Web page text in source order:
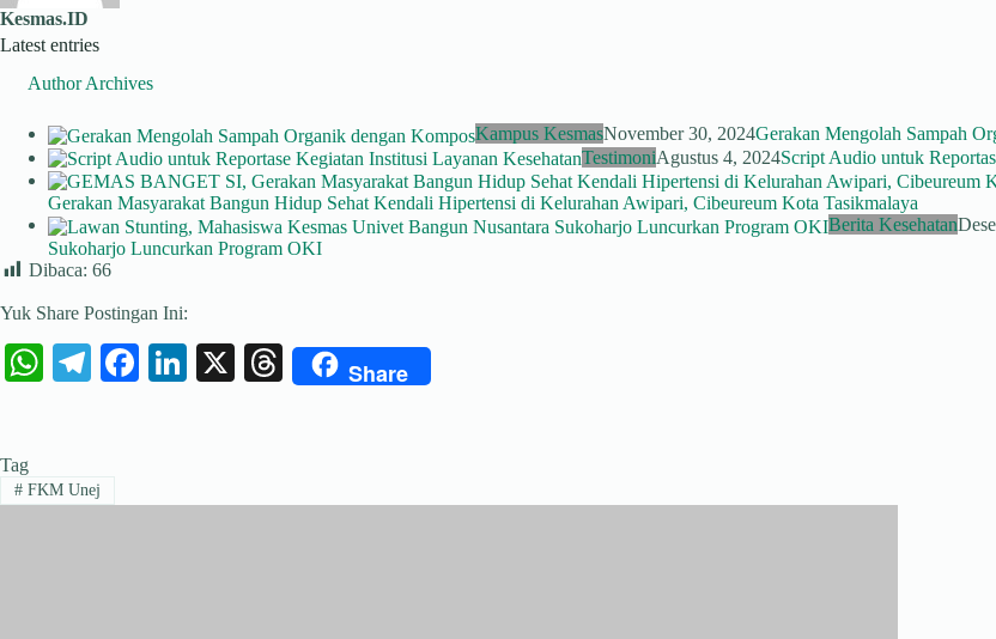
Kesmas.ID
Latest entries
Author Archives
Kampus KesmasNovember 30, 2024Gerakan Mengolah Sampah
TestimoniAgustus 4, 2024Script Audio untuk
Gerakan Masyarakat Bangun Hidup Sehat Kendali Hipertensi di Kelurahan Awipari, Cibeureum Kota Tasikmalaya
Berita Kesehatan
Sukoharjo Luncurkan Program OKI
Dibaca: 66
Yuk Share Postingan Ini:
W
A
pp
Te
a
m
Fa
Li
X
T
Share
Tag
#FKM Unej